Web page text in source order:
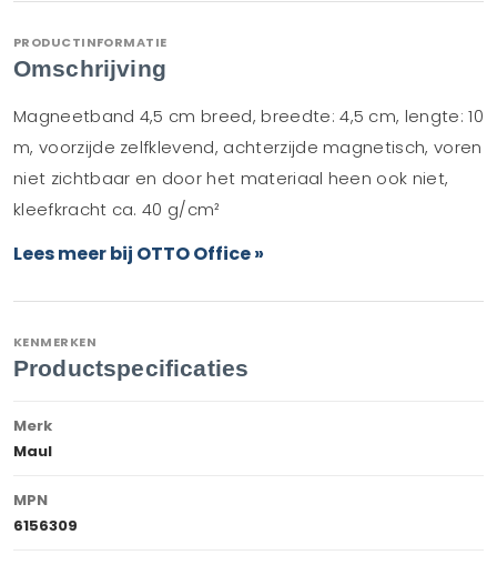
PRODUCTINFORMATIE
Omschrijving
Magneetband 4,5 cm breed, breedte: 4,5 cm, lengte: 10
m, voorzijde zelfklevend, achterzijde magnetisch, voren
niet zichtbaar en door het materiaal heen ook niet,
kleefkracht ca. 40 g/cm²
Lees meer bij OTTO Office »
KENMERKEN
Productspecificaties
Merk
Maul
MPN
6156309